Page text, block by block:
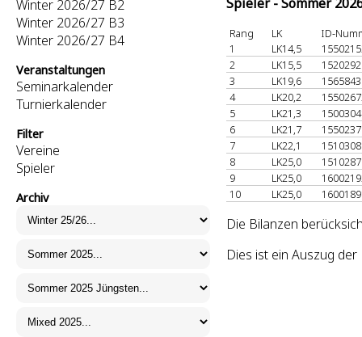
Winter 2026/27 B2
Winter 2026/27 B3
Winter 2026/27 B4
Veranstaltungen
Seminarkalender
Turnierkalender
Filter
Vereine
Spieler
Archiv
Rang LK
ID-
1
LK14,5
2
LK15,5
3
LK19,6
4
LK20,2
5
LK21,3
6
LK21,7
7
LK22,1
8
LK25,0
9
LK25,0
10
LK25,0
Die Bilanzen
Dies ist ein Auszug